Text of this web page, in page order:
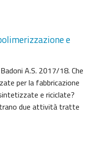
e
A.S. 2017/18. Che
per la fabbricazione
e riciclate?
due attività tratte